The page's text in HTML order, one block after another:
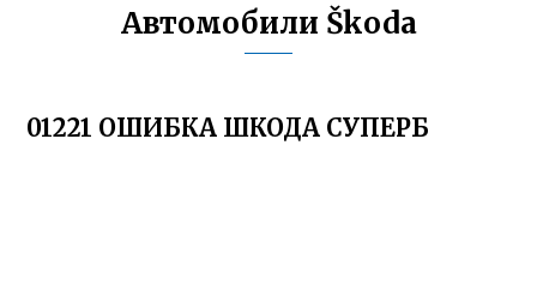
Автомобили Škoda
01221 ОШИБКА ШКОДА СУПЕРБ